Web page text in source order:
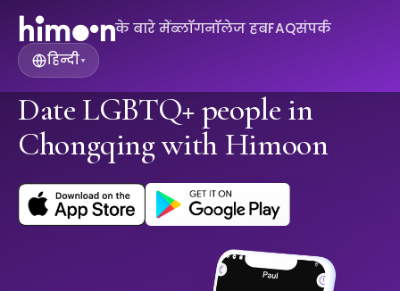
के बारे मेंब्लॉगनॉलेज हबFAQसंपर्क
हिन्दी▾
Date LGBTQ+ people in
Chongqing with Himoon